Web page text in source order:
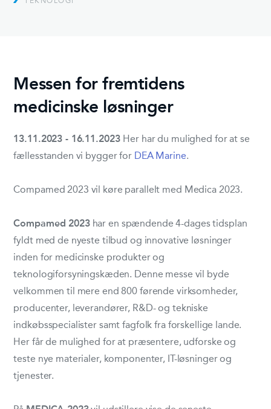
Messen for fremtidens
medicinske løsninger
13.11.2023 - 16.11.2023 Her har du mulighed for at se
fællesstanden vi bygger for DEA Marine.
Compamed 2023 vil køre parallelt med Medica 2023.
Compamed 2023har en spændende 4-dages tidsplan
fyldt med de nyeste tilbud og innovative løsninger
inden for medicinske produkter og
teknologiforsyningskæden. Denne messe vil byde
velkommen til mere end 800 førende virksomheder,
producenter, leverandører, R&D- og tekniske
indkøbsspecialister samt fagfolk fra forskellige lande.
Her får de mulighed for at præsentere, udforske og
teste nye materialer, komponenter, IT-løsninger og
tjenester.